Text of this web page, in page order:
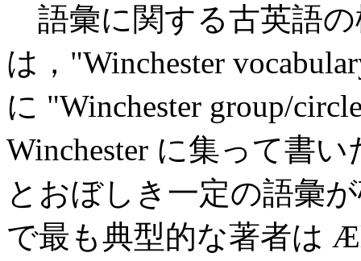
語彙に関する古英語
は，"Winchester
に "Winchester group/
Winchester に集って書
とおぼしき一定の語彙
で最も典型的な著者は